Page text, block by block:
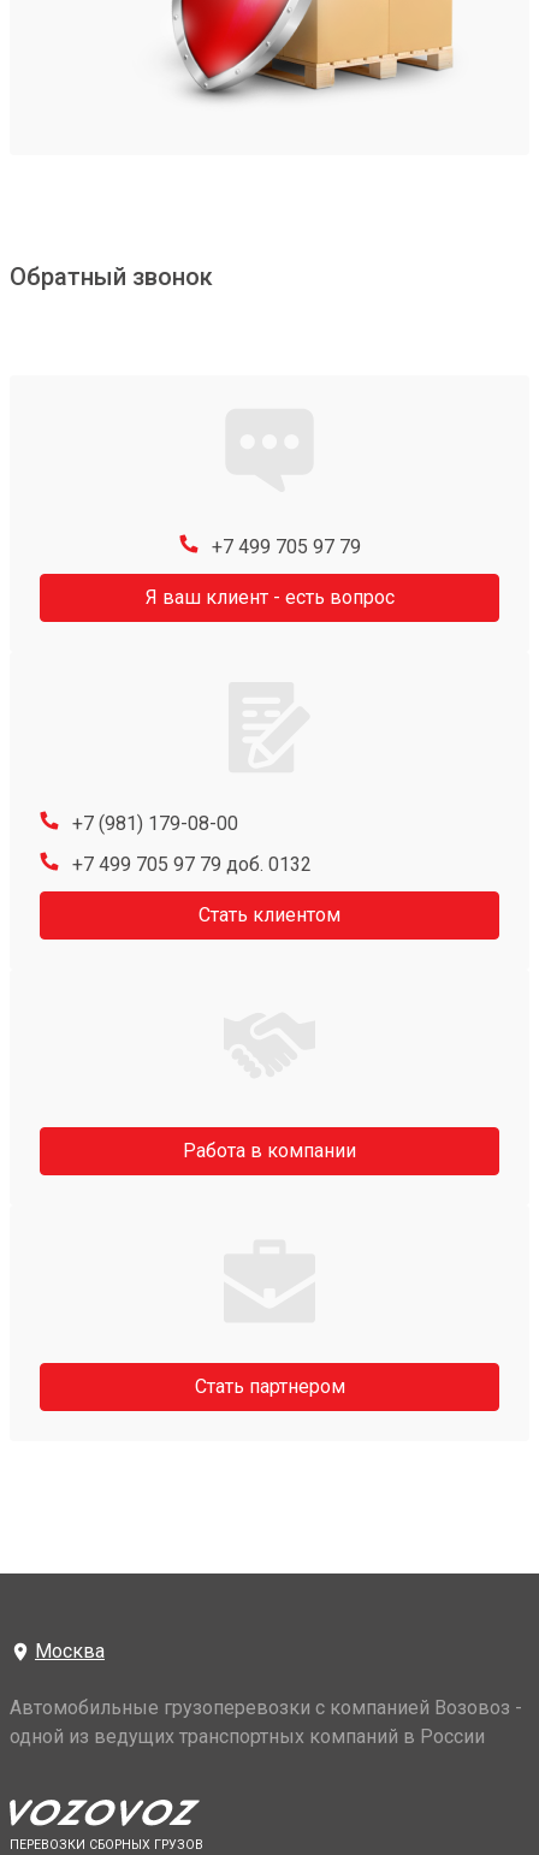
Обратный звонок
+7 499 705 97 79
Я ваш клиент - есть вопрос
+7 (981) 179-08-00
+7 499 705 97 79 доб. 0132
Стать клиентом
Работа в компании
Стать партнером
Москва
Автомобильные грузоперевозки с компанией Возовоз -
одной из ведущих транспортных компаний в России
ПЕРЕВОЗКИ СБОРНЫХ ГРУЗОВ